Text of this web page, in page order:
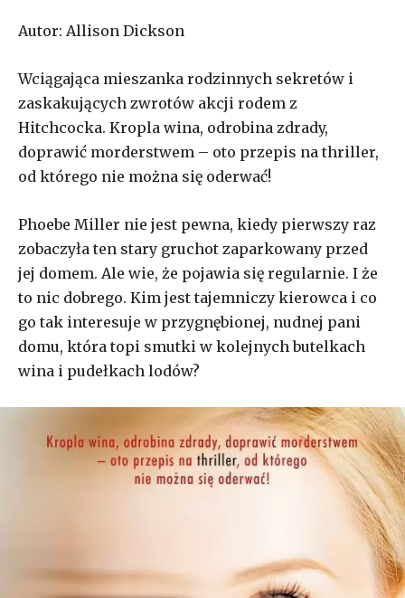
Autor: Allison Dickson
Wciągająca mieszanka rodzinnych sekretów i
zaskakujących zwrotów akcji rodem z
Hitchcocka. Kropla wina, odrobina zdrady,
doprawić morderstwem – oto przepis na thriller,
od którego nie można się oderwać!
Phoebe Miller nie jest pewna, kiedy pierwszy raz
zobaczyła ten stary gruchot zaparkowany przed
jej domem. Ale wie, że pojawia się regularnie. I że
to nic dobrego. Kim jest tajemniczy kierowca i co
go tak interesuje w przygnębionej, nudnej pani
domu, która topi smutki w kolejnych butelkach
wina i pudełkach lodów?